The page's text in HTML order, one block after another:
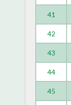
41
42
43
44
45